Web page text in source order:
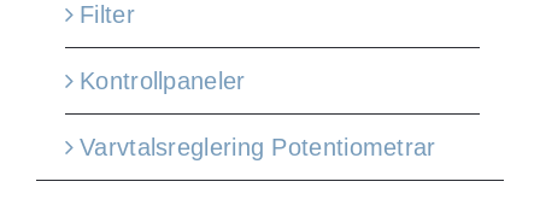
Filter
Kontrollpaneler
Varvtalsreglering Potentiometrar